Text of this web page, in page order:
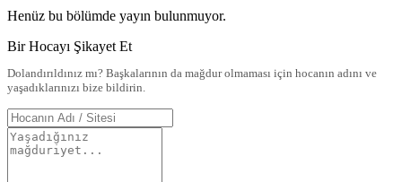
Henüz bu bölümde yayın bulunmuyor.
Bir Hocayı Şikayet Et
Dolandırıldınız mı? Başkalarının da mağdur olmaması için hocanın adını ve
yaşadıklarınızı bize bildirin.